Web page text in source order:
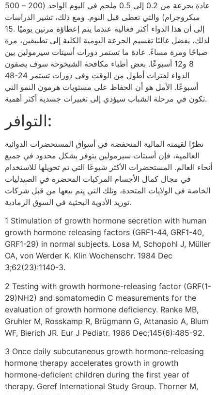
عادة بجرعة من 0.2 إلى 0.5 ملجم في اليوم الواحد (200 – 500
ميكروجرام) والتي تعطى قبل النوم. ومع ذلك، تشير الدراسات
إلى أن هذا الدواء أكثر فعالية عندما يتم إعطاؤه مرتين يوميًا .15
لذلك، يفضل غالبًا تقسيم الجرعة اليومية الكلية إلى تطبيقين، مرة
صباحًا ومرة مساءً. عادة ما تستمر دورات أسيتات سيرمولين بين
8 و12 أسبوعًا. بعض أطباء مكافحة الشيخوخة سوف يصفون
الدواء لفترات أطول من الوقت وفى دورات تستمر 24-48
أسبوعًا. الأمل هو أن الحفاظ على مستويات هرمون النمو التي
تكون في مرحلة الشباب سيؤدي إلى تغييرات جسدية أكثر أهمية.
التوافر:
نظرًا لقيمته المالية المنخفضة في أسواق المستحضرات الدوائية
العالمية، فإن أسيتات سيرمولين يتوفر بشكل محدود في جميع
أنحاء العالم. المستحضرات الأكثر شيوعًا التي تم تحويلها للاستخدام
في مجال كمال الأجسام المركبات المحضرة في الصيدليات
الخاصة في الولايات المتحدة، وتلك التي يتم بيعها من قبل شركات
توريد الأدوية البحثية في السوق الرمادية.
1 Stimulation of growth hormone secretion with human
growth hormone releasing factors (GRF1-44, GRF1-40,
GRF1-29) in normal subjects. Losa M, Schopohl J, Müller
OA, von Werder K. Klin Wochenschr. 1984 Dec
3;62(23):1140-3.
2 Testing with growth hormone-releasing factor (GRF(1-
29)NH2) and somatomedin C measurements for the
evaluation of growth hormone deficiency. Ranke MB,
Gruhler M, Rosskamp R, Brügmann G, Attanasio A, Blum
WF, Bierich JR. Eur J Pediatr. 1986 Dec;145(6):485-92.
3 Once daily subcutaneous growth hormone-releasing
hormone therapy accelerates growth in growth
hormone-deficient children during the first year of
therapy. Geref International Study Group. Thorner M,